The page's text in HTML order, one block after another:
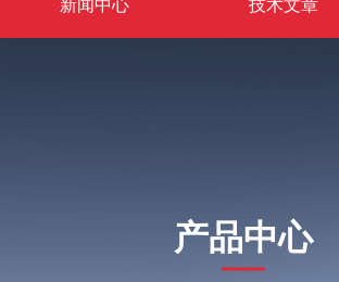
新闻中心 技术文章
产品中心